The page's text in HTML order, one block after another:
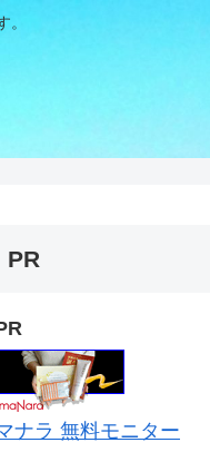
PR
ナラ 無料モニター